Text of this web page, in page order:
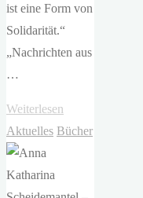
ist eine Form von
Solidarität.“
„Nachrichten aus
…
Weiterlesen
Schilbach
Aktuelles Bücher